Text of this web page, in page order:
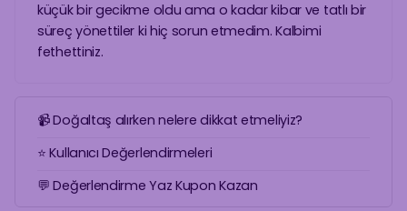
küçük bir gecikme oldu ama o kadar kibar ve tatlı bir
süreç yönettiler ki hiç sorun etmedim. Kalbimi
fethettiniz.
📹 Doğaltaş alırken nelere dikkat etmeliyiz?
⭐ Kullanıcı Değerlendirmeleri
💬 Değerlendirme Yaz Kupon Kazan